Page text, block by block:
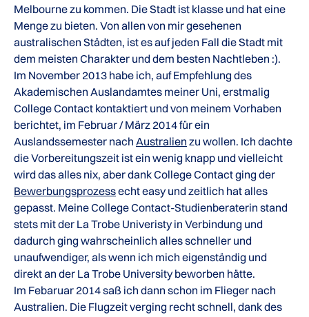
Melbourne zu kommen. Die Stadt ist klasse und hat eine
Menge zu bieten. Von allen von mir gesehenen
australischen Städten, ist es auf jeden Fall die Stadt mit
dem meisten Charakter und dem besten Nachtleben :).
Im November 2013 habe ich, auf Empfehlung des
Akademischen Auslandamtes meiner Uni, erstmalig
College Contact kontaktiert und von meinem Vorhaben
berichtet, im Februar / März 2014 für ein
Auslandssemester nach Australien zu wollen. Ich dachte
die Vorbereitungszeit ist ein wenig knapp und vielleicht
wird das alles nix, aber dank College Contact ging der
Bewerbungsprozessecht easy und zeitlich hat alles
gepasst. Meine College Contact-Studienberaterin stand
stets mit der La Trobe Univeristy in Verbindung und
dadurch ging wahrscheinlich alles schneller und
unaufwendiger, als wenn ich mich eigenständig und
direkt an der La Trobe University beworben hätte.
Im Febaruar 2014 saß ich dann schon im Flieger nach
Australien. Die Flugzeit verging recht schnell, dank des